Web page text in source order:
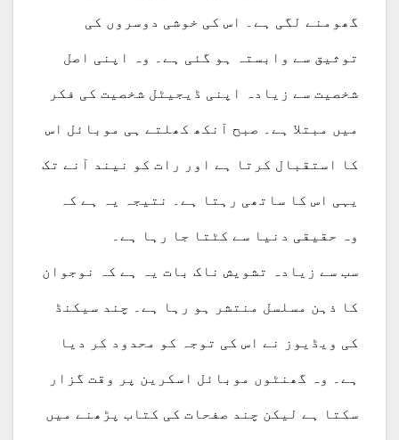
گھومنے لگی ہے۔ اس کی خوشی دوسروں کی
توثیق سے وابستہ ہو گئی ہے۔ وہ اپنی اصل
شخصیت سے زیادہ اپنی ڈیجیٹل شخصیت کی فکر
میں مبتلا ہے۔ صبح آنکھ کھلتے ہی موبائل اس
کا استقبال کرتا ہے اور رات کو نیند آنے تک
یہی اس کا ساتھی رہتا ہے۔ نتیجہ یہ ہے کہ
وہ حقیقی دنیا سے کٹتا جا رہا ہے۔
سب سے زیادہ تشویش ناک بات یہ ہے کہ نوجوان
کا ذہن مسلسل منتشر ہو رہا ہے۔ چند سیکنڈ
کی ویڈیوز نے اس کی توجہ کو محدود کر دیا
ہے۔ وہ گھنٹوں موبائل اسکرین پر وقت گزار
سکتا ہے لیکن چند صفحات کی کتاب پڑھنے میں